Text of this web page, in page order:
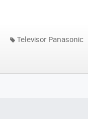
Televisor Panasonic